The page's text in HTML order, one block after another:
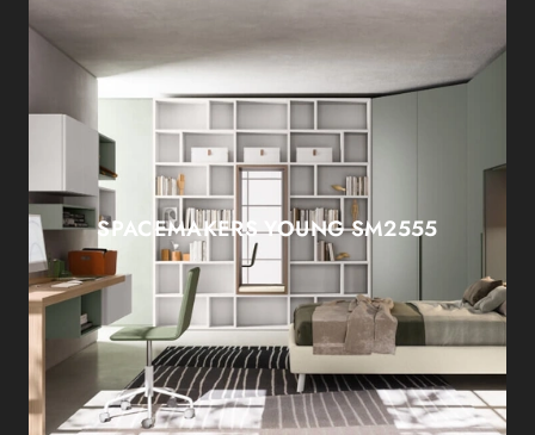
SPACEMAKERS YOUNG SM2555